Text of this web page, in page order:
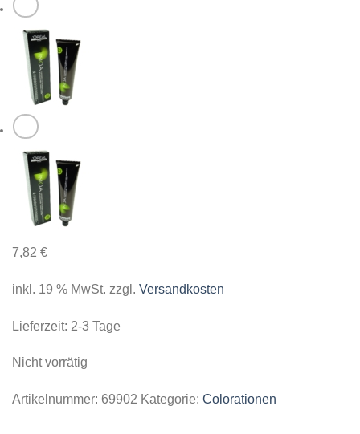
7,82 €
inkl. 19 % MwSt. zzgl. Versandkosten
Lieferzeit: 2-3 Tage
Nicht vorrätig
Artikelnummer: 69902 Kategorie: Colorationen